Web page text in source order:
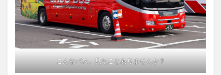
こんなバス、見たことありませんか？